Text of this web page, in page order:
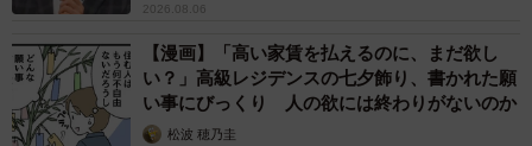
2026.08.06
【漫画】「高い家賃を払えるのに、まだ欲し
い？」高級レジデンスの七夕飾り、書かれた願
い事にびっくり 人の欲には終わりがないのか
松波 穂乃圭